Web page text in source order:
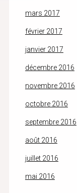
mars 2017
février 2017
janvier 2017
décembre 2016
novembre 2016
octobre 2016
septembre 2016
août 2016
juillet 2016
mai 2016